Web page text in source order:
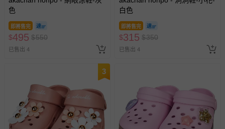
色
即將售完
$495 $550
已售出 4
白色
即將售完
$315 $350
已售出 4
3